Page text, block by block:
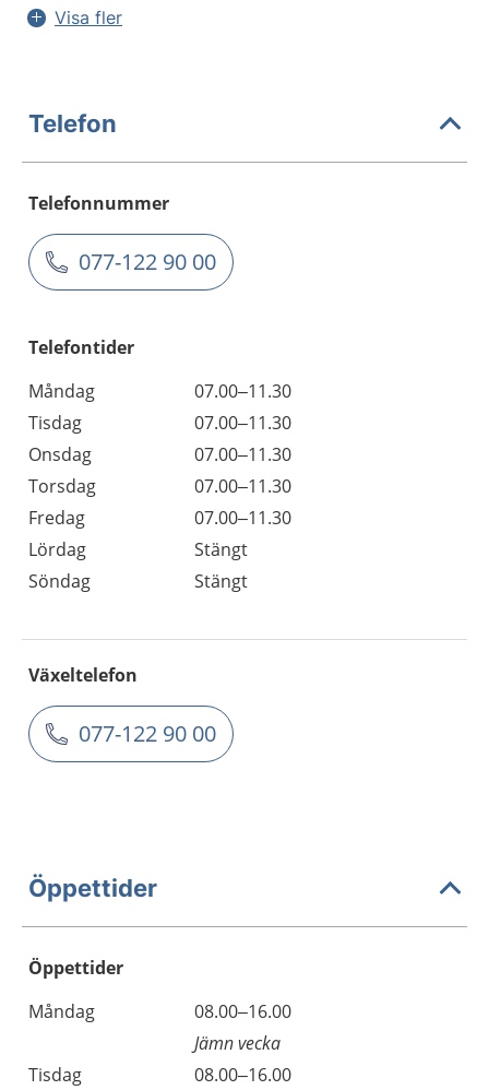
Visa fler
Telefon
Telefonnummer
077-122 90 00
Telefontider
Måndag
07.00–11.30
Tisdag
07.00–11.30
Onsdag
07.00–11.30
Torsdag
07.00–11.30
Fredag
07.00–11.30
Lördag
Stängt
Söndag
Stängt
Växeltelefon
077-122 90 00
Öppettider
Öppettider
Dag
Öppettider
Kommentarer
Måndag
08.00–16.00
Jämn vecka
Tisdag
08.00–16.00